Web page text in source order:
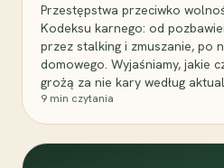
Przestępstwa przeciwko
Kodeksu karnego: od
przez stalking i zmuszanie, po
domowego. Wyjaśniamy, jakie
grożą za nie kary według
9 min czytania